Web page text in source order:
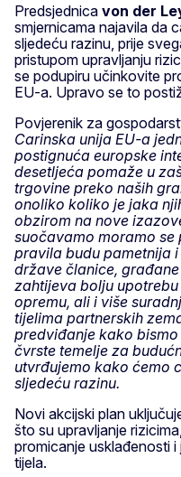
Predsjednica von der
smjernicama najavila da
sljedeću razinu, prije
pristupom upravljanju
se podupiru učinkovite
EU-a. Upravo se to
Povjerenik za
Carinska unija EU-a
postignuća europske
desetljeća pomaže u
trgovine preko naših
onoliko koliko je jaka
obzirom na nove
suočavamo moramo
pravila budu pametnija
države članice,
zahtijeva bolju
opremu, ali i više
tijelima partnerskih
predviđanje kako
čvrste temelje za
utvrđujemo kako ćemo
sljedeću razinu.
Novi akcijski plan
što su upravljanje
promicanje usklađenosti
tijela.